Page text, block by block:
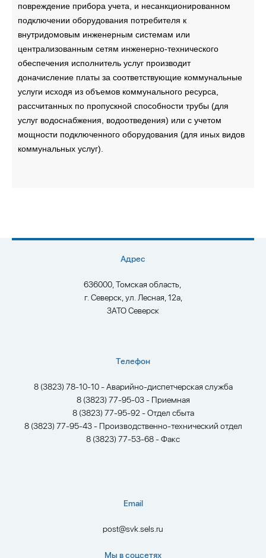
повреждение прибора учета, и несанкционированном
подключении оборудования потребителя к
внутридомовым инженерным системам или
централизованным сетям инженерно-технического
обеспечения исполнитель услуг производит
доначисление платы за соответствующие коммунальные
услуги исходя из объемов коммунального ресурса,
рассчитанных по пропускной способности трубы (для
услуг водоснабжения, водоотведения) или с учетом
мощности подключенного оборудования (для иных видов
коммунальных услуг).
Адрес
636000, Томская область,
г. Северск, ул. Лесная, 12а,
ЗАТО Северск
Телефон
8 (3823) 78-10-10 - Аварийно-диспетчерская служба
8 (3823) 77-95-03 - Приемная
8 (3823) 77-95-92 - Отдел сбыта
8 (3823) 77-95-43 - Производственно-технический отдел
8 (3823) 77-53-68 - Факс
Email
post@svk.sels.ru
Мы в соцсетях